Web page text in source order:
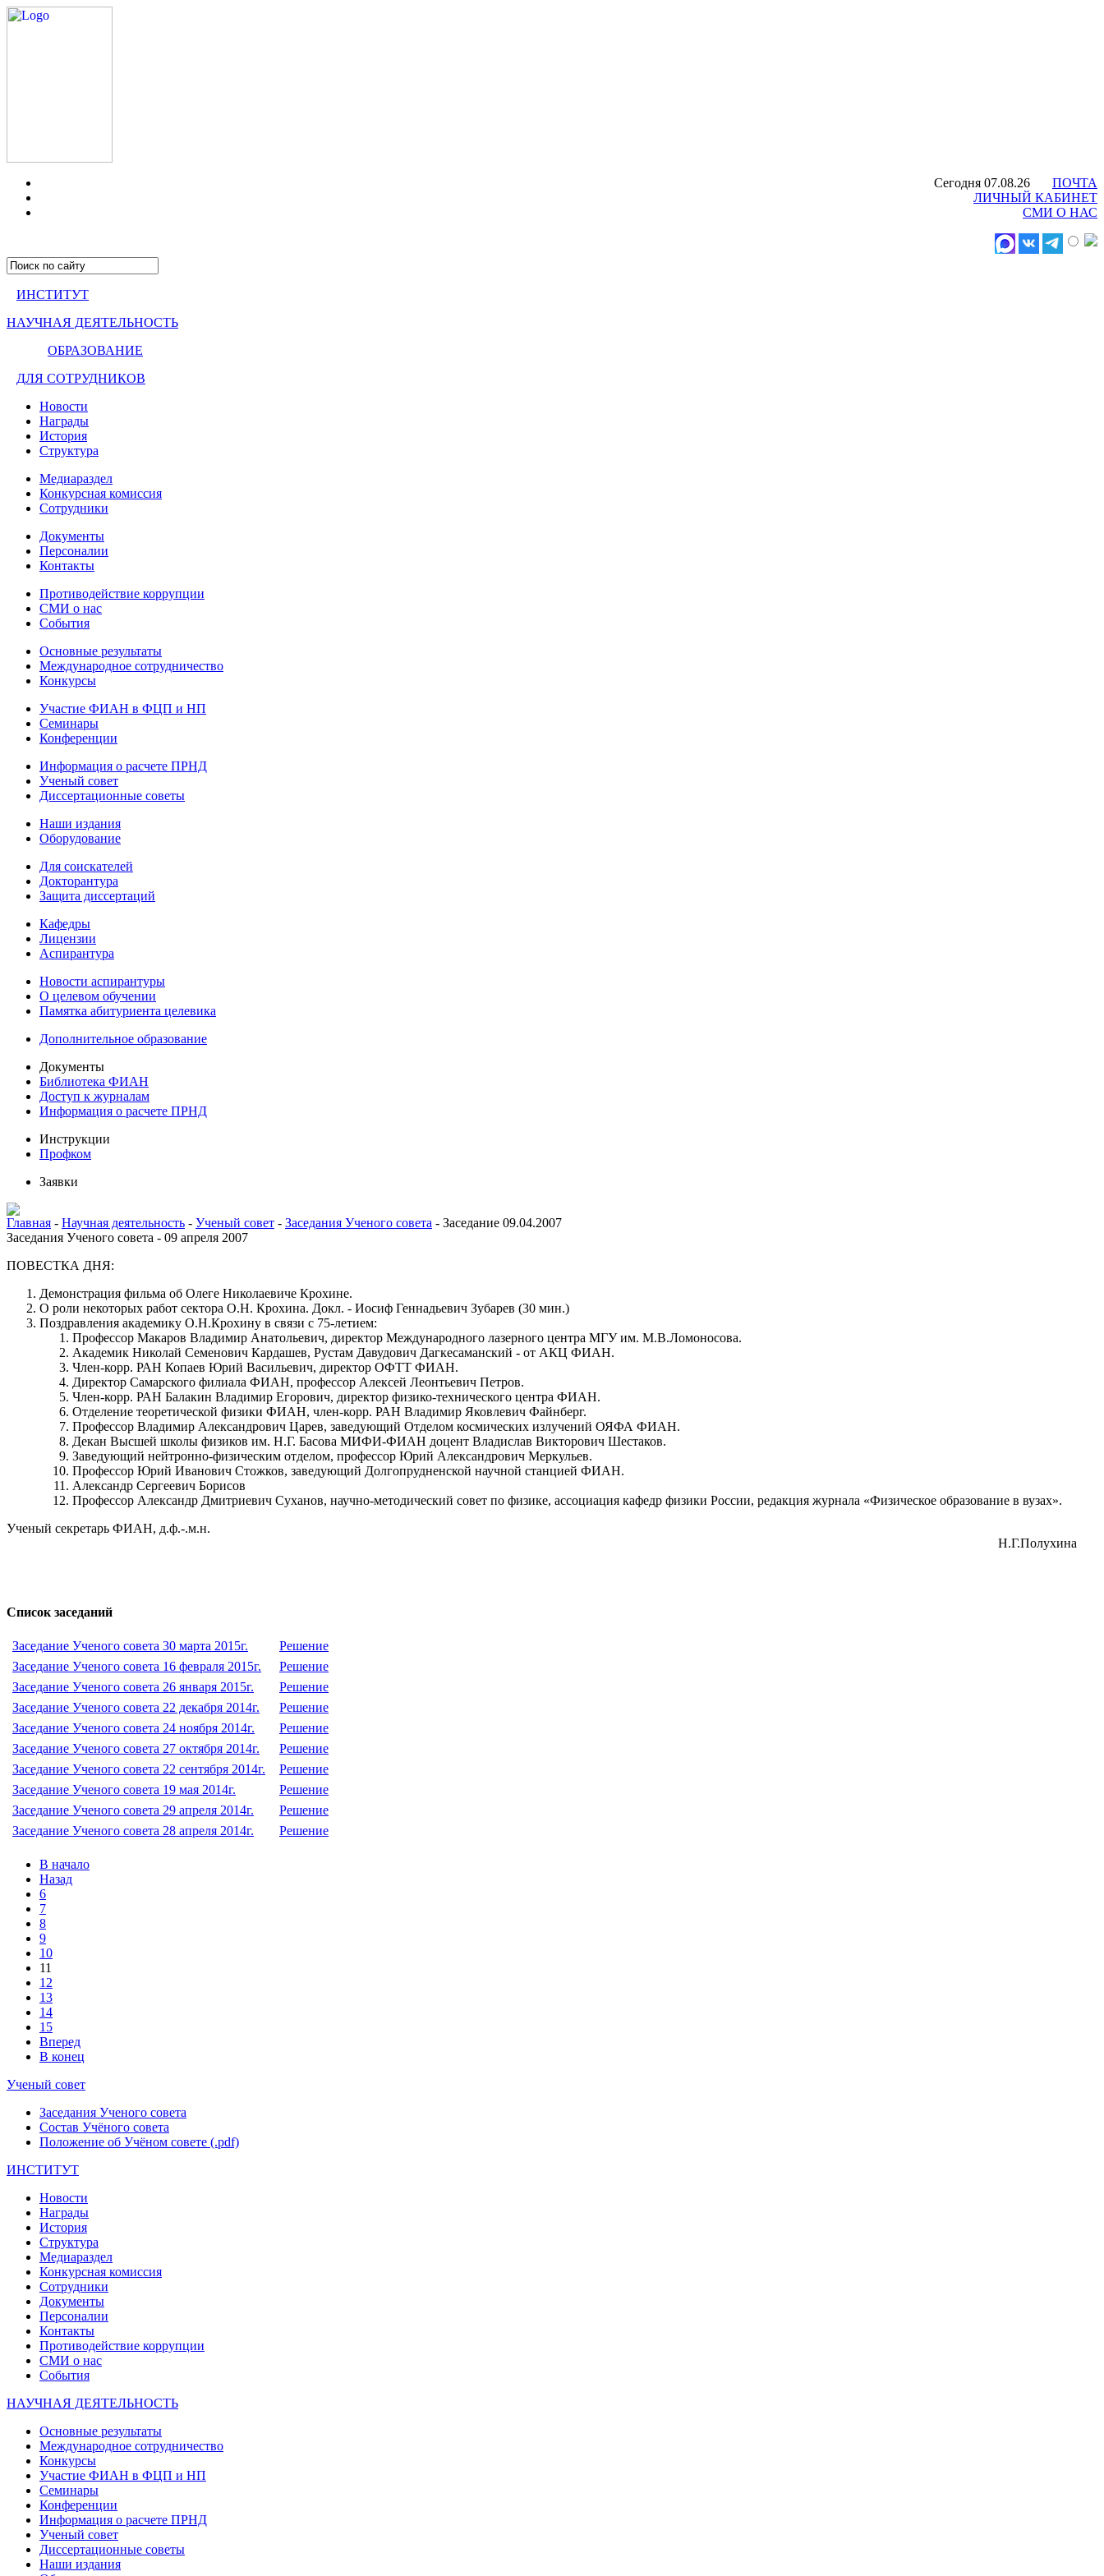
Сегодня 07.08.26
ПОЧТА
ЛИЧНЫЙ КАБИНЕТ
СМИ О НАС
ИНСТИТУТ
НАУЧНАЯ ДЕЯТЕЛЬНОСТЬ
ОБРАЗОВАНИЕ
ДЛЯ СОТРУДНИКОВ
Новости
Награды
История
Структура
Медиараздел
Конкурсная комиссия
Сотрудники
Документы
Персоналии
Контакты
Противодействие коррупции
СМИ о нас
События
Основные результаты
Международное сотрудничество
Конкурсы
Участие ФИАН в ФЦП и НП
Семинары
Конференции
Информация о расчете ПРНД
Ученый совет
Диссертационные советы
Наши издания
Оборудование
Для соискателей
Докторантура
Защита диссертаций
Кафедры
Лицензии
Аспирантура
Новости аспирантуры
О целевом обучении
Памятка абитуриента целевика
Дополнительное образование
Документы
Библиотека ФИАН
Доступ к журналам
Информация о расчете ПРНД
Инструкции
Профком
Заявки
Главная - Научная деятельность - Ученый совет - Заседания Ученого совета - Заседание 09.04.2007
Заседания Ученого совета - 09 апреля 2007
ПОВЕСТКА ДНЯ:
Демонстрация фильма об Олеге Николаевиче Крохине.
О роли некоторых работ сектора О.Н. Крохина. Докл. - Иосиф Геннадьевич Зубарев (30 мин.)
Поздравления академику О.Н.Крохину в связи с 75-летием:
Профессор Макаров Владимир Анатольевич, директор Международного лазерного центра МГУ им. М.В.Ломоносова.
Академик Николай Семенович Кардашев, Рустам Давудович Дагкесаманский - от АКЦ ФИАН.
Член-корр. РАН Копаев Юрий Васильевич, директор ОФТТ ФИАН.
Директор Самарского филиала ФИАН, профессор Алексей Леонтьевич Петров.
Член-корр. РАН Балакин Владимир Егорович, директор физико-технического центра ФИАН.
Отделение теоретической физики ФИАН, член-корр. РАН Владимир Яковлевич Файнберг.
Профессор Владимир Александрович Царев, заведующий Отделом космических излучений ОЯФА ФИАН.
Декан Высшей школы физиков им. Н.Г. Басова МИФИ-ФИАН доцент Владислав Викторович Шестаков.
Заведующий нейтронно-физическим отделом, профессор Юрий Александрович Меркульев.
Профессор Юрий Иванович Стожков, заведующий Долгопрудненской научной станцией ФИАН.
Александр Сергеевич Борисов
Профессор Александр Дмитриевич Суханов, научно-методический совет по физике, ассоциация кафедр физики России, редакция журнала «Физическое образование в вузах».
Ученый секретарь ФИАН, д.ф.-.м.н.
Н.Г.Полухина
Список заседаний
Заседание Ученого совета 30 марта 2015г.
Решение
Заседание Ученого совета 16 февраля 2015г.
Решение
Заседание Ученого совета 26 января 2015г.
Решение
Заседание Ученого совета 22 декабря 2014г.
Решение
Заседание Ученого совета 24 ноября 2014г.
Решение
Заседание Ученого совета 27 октября 2014г.
Решение
Заседание Ученого совета 22 сентября 2014г.
Решение
Заседание Ученого совета 19 мая 2014г.
Решение
Заседание Ученого совета 29 апреля 2014г.
Решение
Заседание Ученого совета 28 апреля 2014г.
Решение
В начало
Назад
6
7
8
9
10
11
12
13
14
15
Вперед
В конец
Ученый совет
Заседания Ученого совета
Состав Учёного совета
Положение об Учёном совете (.pdf)
ИНСТИТУТ
Новости
Награды
История
Структура
Медиараздел
Конкурсная комиссия
Сотрудники
Документы
Персоналии
Контакты
Противодействие коррупции
СМИ о нас
События
НАУЧНАЯ ДЕЯТЕЛЬНОСТЬ
Основные результаты
Международное сотрудничество
Конкурсы
Участие ФИАН в ФЦП и НП
Семинары
Конференции
Информация о расчете ПРНД
Ученый совет
Диссертационные советы
Наши издания